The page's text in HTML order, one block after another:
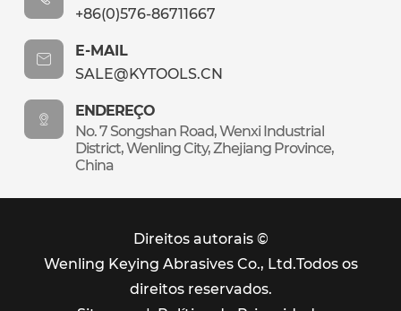
+86(0)576-86711667
E-MAIL
SALE@KYTOOLS.CN
ENDEREÇO
No. 7 Songshan Road, Wenxi Industrial
District, Wenling City, Zhejiang Province,
China
Direitos autorais ©
Wenling Keying Abrasives Co., Ltd.Todos os
direitos reservados.